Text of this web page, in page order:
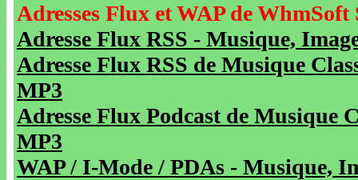
Adresses Flux et WAP de WhmSoft
Adresse Flux RSS - Musique,
Adresse Flux RSS de Musique
MP3
Adresse Flux Podcast de Musique
MP3
WAP / I-Mode / PDAs - Musique,